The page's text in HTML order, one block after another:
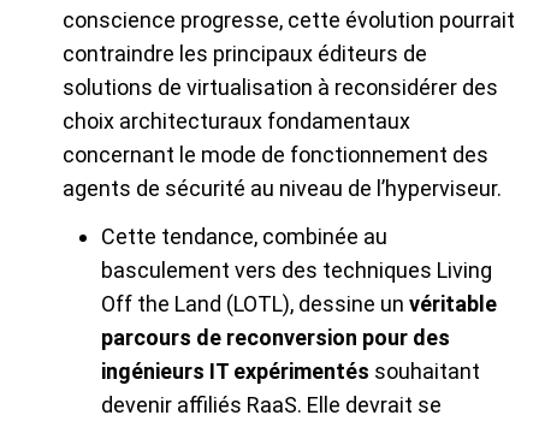
conscience progresse, cette évolution pourrait
contraindre les principaux éditeurs de
solutions de virtualisation à reconsidérer des
choix architecturaux fondamentaux
concernant le mode de fonctionnement des
agents de sécurité au niveau de l’hyperviseur.
Cette tendance, combinée au
basculement vers des techniques Living
Off the Land (LOTL), dessine un véritable
parcours de reconversion pour des
ingénieurs IT expérimentés souhaitant
devenir affiliés RaaS. Elle devrait se